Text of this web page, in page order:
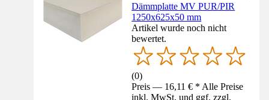
Dämmplatte MV PUR/PIR
1250x625x50 mm
Artikel wurde noch nicht
bewertet.
(0)
Preis — 16,11 € * Alle Preise
inkl. MwSt. und ggf. zzgl.